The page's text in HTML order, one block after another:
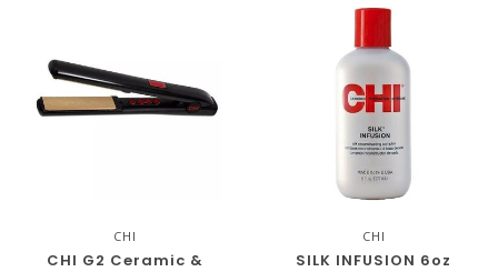
CHI
CHI G2 Ceramic &
CHI
SILK INFUSION 6oz